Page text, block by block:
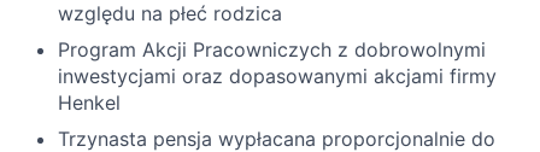
względu na płeć rodzica
Program Akcji Pracowniczych z dobrowolnymi
inwestycjami oraz dopasowanymi akcjami firmy
Henkel
Trzynasta pensja wypłacana proporcjonalnie do